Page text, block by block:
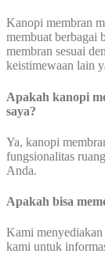
Kanopi membran
membuat berbagai
membran sesuai
keistimewaan lain
Apakah kanopi
saya?
Ya, kanopi
fungsionalitas
Anda.
Apakah bisa
Kami
kami untuk